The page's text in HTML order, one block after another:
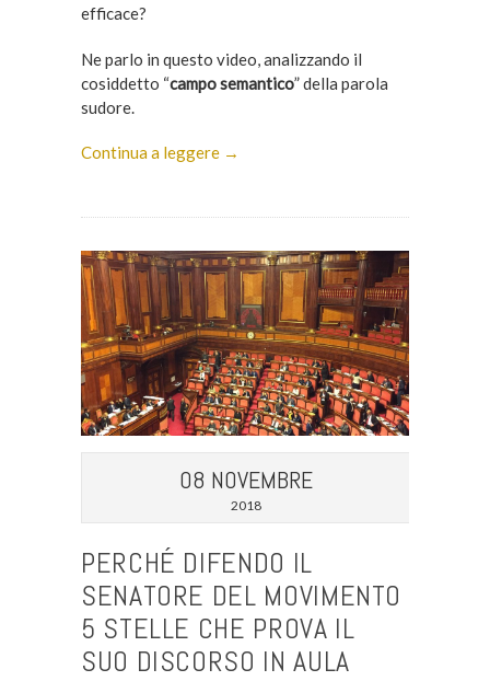
efficace?
Ne parlo in questo video, analizzando il
cosiddetto “campo semantico” della parola
sudore.
Continua a leggere →
08 NOVEMBRE
2018
PERCHÉ DIFENDO IL
SENATORE DEL MOVIMENTO
5 STELLE CHE PROVA IL
SUO DISCORSO IN AULA